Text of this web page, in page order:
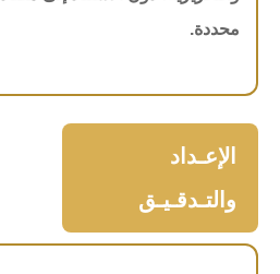
محددة.
الإعـداد
والتـدقـيـق